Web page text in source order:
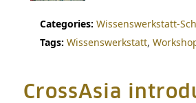
Categories: Wissenswerkstatt-
Tags: Wissenswerkstatt,
CrossAsia